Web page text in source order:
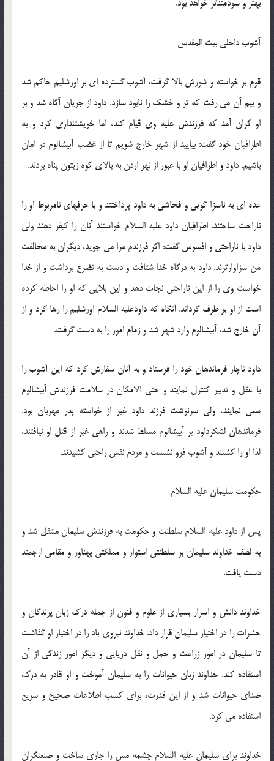
بهتر و سودمندتر خواهد بود.
آشوب داخلی بیت المقدس
قوم بر خواسته و شورش بالا گرفت، آشوب گسترده ای بر اورشلیم حاكم شد
و بیم آن می رفت كه تر و خشك را نابود سازد. داود از جریان آگاه شد و بر
او گران آمد كه فرزندش علیه وی قیام كند، اما خویشتنداری كرد و به
اطرافیان خود گفت: بیایید از شهر خارج شویم تا از غضب آبیشالوم در امان
باشیم. داود و اطرافیان او با عبور از نهر اردن به بالای كوه زیتون پناه بردند.
عده ای به ناسزا گویی و فحاشی به داود پرداختند و با حرفهای نامربوط او را
ناراحت ساختند. اطرافیان داود علیه السلام خواستند آنان را كیفر دهند ولی
داود با ناراحتی و افسوس گفت: اگر فرزندم مرا می جوید، دیگران به مخالفت
من سزاوارترند. داود به درگاه خدا شتافت و دست به تضرع برداشت و از خدا
خواست وی را از این ناراحتی نجات دهد و این بلایی كه او را احاطه كرده
است از او بر طرف گرداند. آنگاه كه داودعلیه السلام اورشلیم را رها كرد و از
آن خارج شد، آبیشالوم وارد شهر شد و زمام امور را به دست گرفت.
داود ناچار فرماندهان خود را فرستاد و به آنان سفارش كرد كه این آشوب را
با عقل و تدبیر كنترل نمایند و حتی الامكان در سلامت فرزندش آبیشالوم
سعی نمایند، ولی سرنوشت فرزند داود غیر از خواسته پدر مهربان بود.
فرماندهان لشكرداود بر آبیشالوم مسلط شدند و راهی غیر از قتل او نیافتند،
لذا او را كشتند و آشوب فرو نشست و مردم نفس راحتی كشیدند.
حكومت سلیمان علیه السلام
پس از داود علیه السلام سلطنت و حكومت به فرزندش سلیمان منتقل شد و
به لطف خداوند سلیمان بر سلطنتی استوار و مملكتی پهناور و مقامی ارجمند
دست یافت.
خداوند دانش و اسرار بسیاری از علوم و فنون از جمله درك زبان پرندگان و
حشرات را در اختیار سلیمان قرار داد. خداوند نیروی باد را در اختیار او گذاشت
تا سلیمان در امور زراعت و حمل و نقل دریایی و دیگر امور زندگی از آن
استفاده كند. خداوند زبان حیوانات را به سلیمان آموخت و او قادر به درك
صدای حیوانات شد و از این قدرت، برای كسب اطلاعات صحیح و سریع
استفاده می كرد.
خداوند برای سلیمان علیه السلام چشمه مس را جاری ساخت و صنعتگران